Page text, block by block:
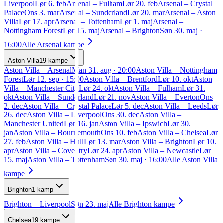
LiverpoolLør 6. febArsenal – FulhamLør 20. febArsenal – Crystal
PalaceOns 3. marArsenal – SunderlandLør 20. marArsenal – Aston
VillaLør 17. aprArsenal – TottenhamLør 1. majArsenal –
Nottingham ForestLør 15. majArsenal – BrightonSøn 30. maj ·
16:00Alle Arsenal kampe
Aston Villa19 kampe
Aston Villa – ArsenalMan 31. aug · 20:00Aston Villa – Nottingham
ForestLør 12. sep · 15:00Aston Villa – BrentfordLør 10. oktAston
Villa – Manchester CityLør 24. oktAston Villa – FulhamLør 31.
oktAston Villa – SunderlandLør 21. novAston Villa – EvertonOns
2. decAston Villa – Crystal PalaceLør 5. decAston Villa – LeedsLør
26. decAston Villa – LiverpoolOns 30. decAston Villa –
Manchester UnitedLør 16. janAston Villa – IpswichLør 30.
janAston Villa – BournemouthOns 10. febAston Villa – ChelseaLør
27. febAston Villa – HullLør 13. marAston Villa – BrightonLør 10.
aprAston Villa – CoventryLør 24. aprAston Villa – NewcastleLør
15. majAston Villa – TottenhamSøn 30. maj · 16:00Alle Aston Villa
kampe
Brighton1 kamp
Brighton – LiverpoolSøn 23. majAlle Brighton kampe
Chelsea19 kampe